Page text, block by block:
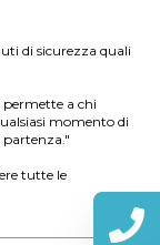
di sicurezza quali
permette a chi
momento di
partenza."
tutte le